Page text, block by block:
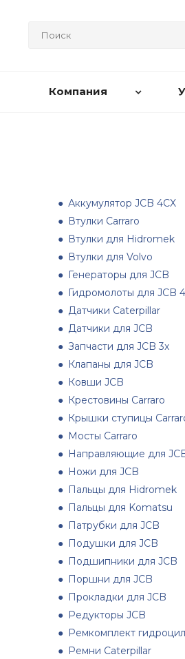
Компания
Аккумулятор JCB 4CX
Втулки Carraro
Втулки для Hidromek
Втулки для Volvo
Генераторы для JCB
Гидромолоты для JCB
Датчики Caterpillar
Датчики для JCB
Запчасти для JCB 3x
Клапаны для JCB
Ковши JCB
Крестовины Carraro
Крышки ступицы
Мосты Carraro
Направляющие для
Ножи для JCB
Пальцы для Hidromek
Пальцы для Komatsu
Патрубки для JCB
Подушки для JCB
Подшипники для JCB
Поршни для JCB
Прокладки для JCB
Редукторы JCB
Ремкомплект
Ремни Caterpillar